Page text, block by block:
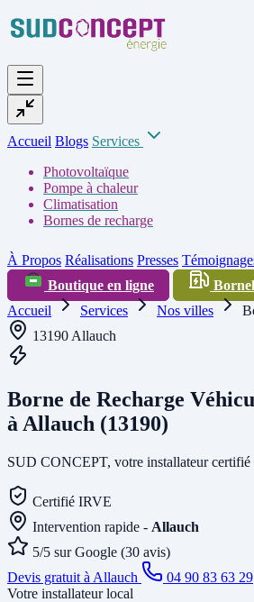
Accueil Blogs Services
Photovoltaïque
Pompe à chaleur
Climatisation
Bornes de recharge
À Propos Réalisations Presses
Boutique en ligne
Accueil
Services Nos villes
13190 Allauch
Borne de Recharge
à Allauch (13190)
SUD CONCEPT, votre installateur certifié
Certifié IRVE
Intervention rapide - Allauch
5/5 sur Google (30 avis)
Devis gratuit à Allauch
04 90 83 63 29
Votre installateur local